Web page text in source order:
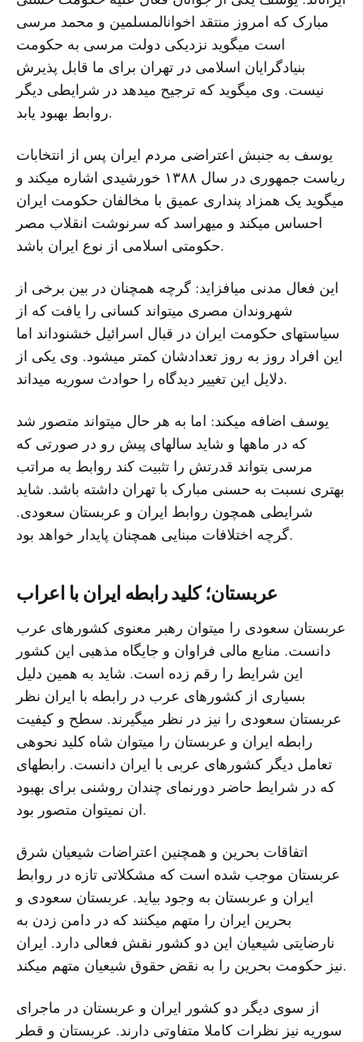
مبارک که امروز منتقد اخوانالمسلمین و محمد مرسی
است میگوید نزدیکی دولت مرسی به حکومت
بنیادگرایان اسلامی در تهران برای ما قابل پذیرش
نیست. وی میگوید که ترجیح میدهد در شرایطی دیگر
روابط بهبود یابد.
یوسف به جنبش اعتراضی مردم ایران پس از انتخابات
ریاست جمهوری در سال ۱۳۸۸ خورشیدی اشاره میکند و
میگوید یک همزاد پنداری عمیق با مخالفان حکومت ایران
احساس میکند و میهراسد که سرنوشت انقلاب مصر
حکومتی اسلامی از نوع ایران باشد.
این فعال مدنی میافزاید: گرچه همچنان در بین برخی از
شهروندان مصری میتواند کسانی را یافت که از
سیاستهای حکومت ایران در قبال اسرائیل خشنوداند اما
این افراد روز به روز تعدادشان کمتر میشود. وی یکی از
دلایل این تغییر دیدگاه را حوادث سوریه میداند.
یوسف اضافه میکند: اما به هر حال میتواند متصور شد
که در ماهها و شاید سالهای پیش رو در صورتی که
مرسی بتواند قدرتش را تثبیت کند روابط به مراتب
بهتری نسبت به حسنی مبارک با تهران داشته باشد. شاید
شرایطی همچون روابط ایران و عربستان سعودی.
گرچه اختلافات مبنایی همچنان پایدار خواهد بود.
عربستان؛ کلید رابطه ایران با اعراب
عربستان سعودی را میتوان رهبر معنوی کشورهای عرب
دانست. منابع مالی فراوان و جایگاه مذهبی این کشور
این شرایط را رقم زده است. شاید به همین دلیل
بسیاری از کشورهای عرب در رابطه با ایران نظر
عربستان سعودی را نیز در نظر میگیرند. سطح و کیفیت
رابطه ایران و عربستان را میتوان شاه کلید نحوهی
تعامل دیگر کشورهای عربی با ایران دانست. رابطهای
که در شرایط حاضر دورنمای چندان روشنی برای بهبود
ان نمیتوان متصور بود.
اتفاقات بحرین و همچنین اعتراضات شیعیان شرق
عربستان موجب شده است که مشکلاتی تازه در روابط
ایران و عربستان به وجود بیاید. عربستان سعودی و
بحرین ایران را متهم میکنند که در دامن زدن به
نارضایتی شیعیان این دو کشور نقش فعالی دارد. ایران
نیز حکومت بحرین را به نقض حقوق شیعیان متهم میکند.
از سوی دیگر دو کشور ایران و عربستان در ماجرای
سوریه نیز نظرات کاملا متفاوتی دارند. عربستان و قطر